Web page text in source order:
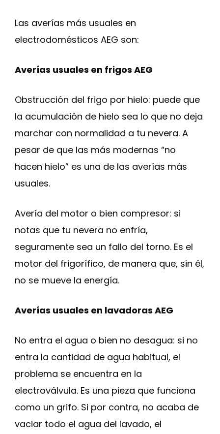
Las averías más usuales en
electrodomésticos AEG son:
Averías usuales en frigos AEG
Obstrucción del frigo por hielo: puede que
la acumulación de hielo sea lo que no deja
marchar con normalidad a tu nevera. A
pesar de que las más modernas “no
hacen hielo” es una de las averías más
usuales.
Avería del motor o bien compresor: si
notas que tu nevera no enfría,
seguramente sea un fallo del torno. Es el
motor del frigorífico, de manera que, sin él,
no se mueve la energía.
Averías usuales en lavadoras AEG
No entra el agua o bien no desagua: si no
entra la cantidad de agua habitual, el
problema se encuentra en la
electroválvula. Es una pieza que funciona
como un grifo. Si por contra, no acaba de
vaciar todo el agua del lavado, el